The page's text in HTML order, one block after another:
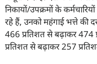
निकायों/उपक्रमों के
रहे हैं, उनको महंगाई भत्ते की
466 प्रतिशत से बढ़ाकर
प्रतिशत से बढ़ाकर 257